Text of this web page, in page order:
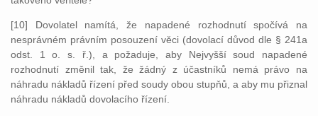
[10] Dovolatel namítá, že napadené rozhodnutí spočívá na
nesprávném právním posouzení věci (dovolací důvod dle § 241a
odst. 1 o. s. ř.), a požaduje, aby Nejvyšší soud napadené
rozhodnutí změnil tak, že žádný z účastníků nemá právo na
náhradu nákladů řízení před soudy obou stupňů, a aby mu přiznal
náhradu nákladů dovolacího řízení.